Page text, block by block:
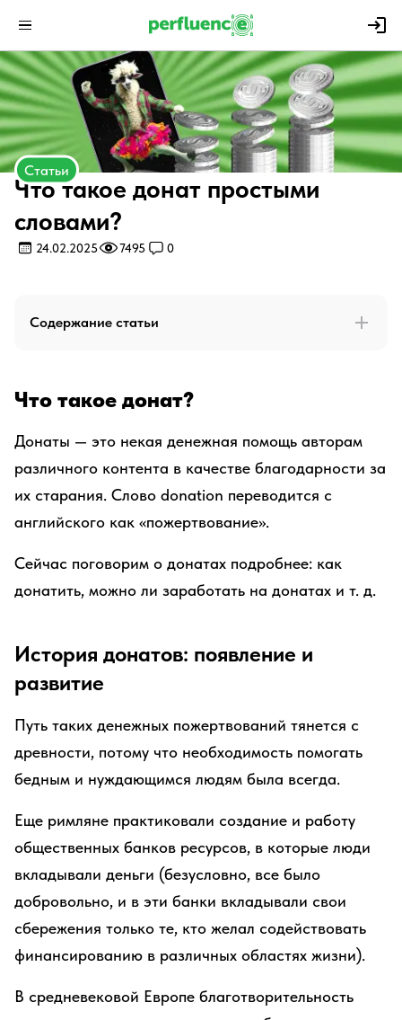
Статьи
Что такое донат простыми
словами?
24.02.2025 7495 0
Содержание статьи
Что такое донат?
Донаты — это некая денежная помощь авторам
различного контента в качестве благодарности за
их старания. Слово donation переводится с
английского как «пожертвование».
Сейчас поговорим о донатах подробнее: как
донатить, можно ли заработать на донатах и т. д.
История донатов: появление и
развитие
Путь таких денежных пожертвований тянется с
древности, потому что необходимость помогать
бедным и нуждающимся людям была всегда.
Еще римляне практиковали создание и работу
общественных банков ресурсов, в которые люди
вкладывали деньги (безусловно, все было
добровольно, и в эти банки вкладывали свои
сбережения только те, кто желал содействовать
финансированию в различных областях жизни).
В средневековой Европе благотворительность